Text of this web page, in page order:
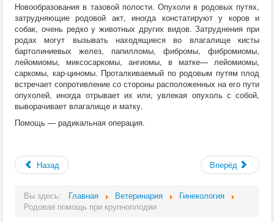
Новообразования в тазовой полости. Опухоли в родовых путях,
затрудняющие родовой акт, иногда констатируют у коров и
собак, очень редко у животных других видов. Затруднения при
родах могут вызывать находящиеся во влагалище кисты
бартолиниевых желез, папилломы, фибромы, фибромиомы,
лейомиомы, миксосаркомы, ангиомы, в матке— лейомиомы,
саркомы, кар-циномы. Проталкиваемый по родовым путям плод
встречает сопротивление со стороны расположенных на его пути
опухолей, иногда отрывает их или, увлекая опухоль с собой,
выворачивает влагалище и матку.
Помощь — радикальная операция.
Назад Вперёд
Вы здесь: Главная Ветеринария
Гинекология
Родовая помощь при крупноплодии